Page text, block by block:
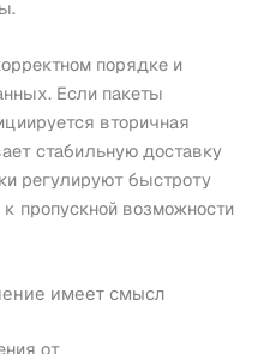
порядке и
Если пакеты
вторичная
стабильную доставку
регулируют быстроту
пропускной возможности
имеет смысл
от